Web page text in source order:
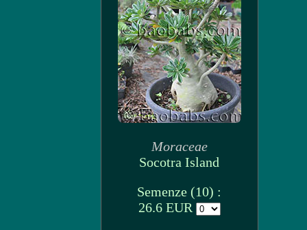
Moraceae
Socotra Island
Semenze (10) :
26.6 EUR